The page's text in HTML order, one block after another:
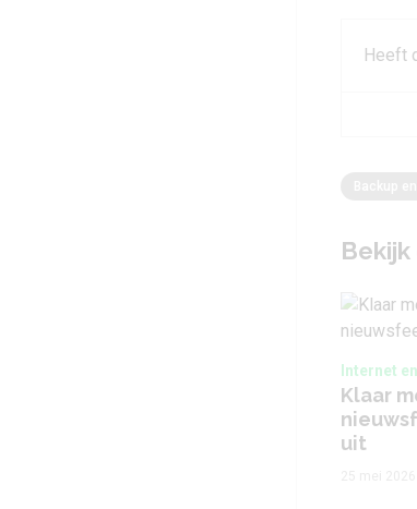
Heeft
Bekijk
Internet
Klaar
uit